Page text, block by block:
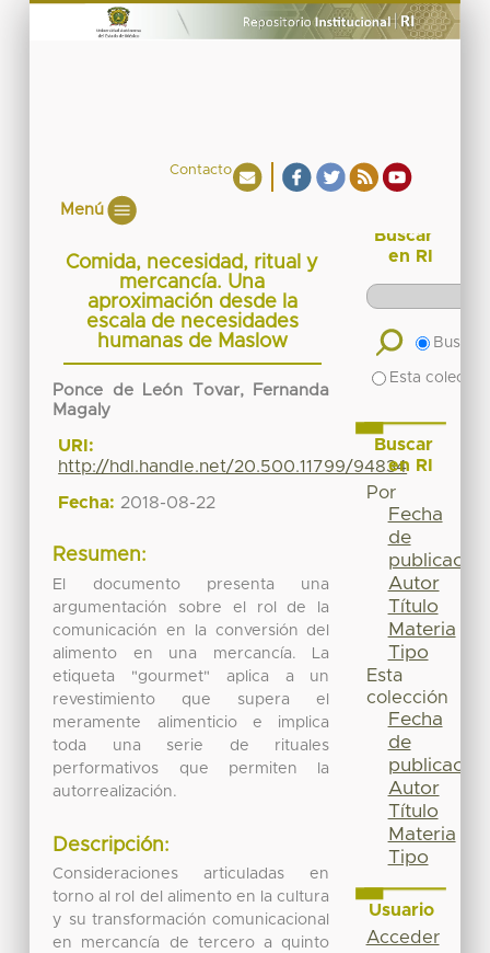
Contacto
Menú
Comida, necesidad, ritual y
mercancía. Una
aproximación desde la
escala de necesidades
humanas de Maslow
Ponce de León Tovar, Fernanda
Magaly
URI:
http://hdl.handle.net/20.500.11799/94834
Fecha: 2018-08-22
Resumen:
El documento presenta una
argumentación sobre el rol de la
comunicación en la conversión del
alimento en una mercancía. La
etiqueta "gourmet" aplica a un
revestimiento que supera el
meramente alimenticio e implica
toda una serie de rituales
performativos que permiten la
autorrealización.
Descripción:
Consideraciones articuladas en
torno al rol del alimento en la cultura
y su transformación comunicacional
en mercancía de tercero a quinto
Buscar
en RI
Buscar
Esta
Buscar
en RI
Por
Fecha
de
publicación
Autor
Título
Materia
Tipo
Esta
colección
Fecha
de
publicación
Autor
Título
Materia
Tipo
Usuario
Acceder